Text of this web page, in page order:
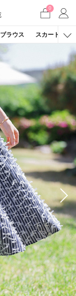
0
ブラウス スカート